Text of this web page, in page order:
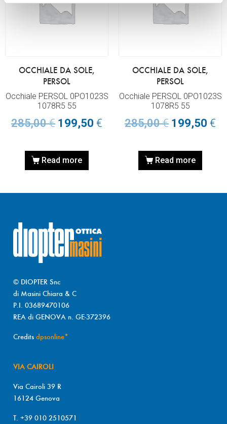
OCCHIALE DA SOLE,
PERSOL
Occhiale PERSOL 0PO1023S
1078R5 55
285,00€ 199,50 €
Read more
OCCHIALE DA SOLE,
PERSOL
Occhiale PERSOL 0PO1023S
1078R5 55
285,00€ 199,50 €
Read more
© DIOPTER Snc
di Masini Chiara & C
P.I. 03689470106
REA di GENOVA n. GE-372396
Credits dpsonline*
VIA CAIROLI
Via Cairoli 39 R
16124 Genova
T. +39 010 2510571